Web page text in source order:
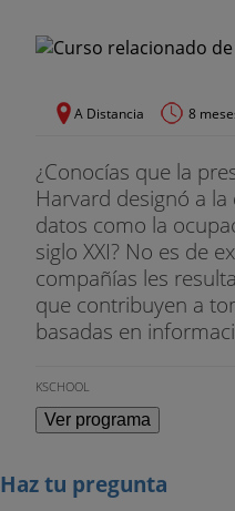
A Distancia 8
¿Conocías que la
Harvard designó a
datos como la
siglo XXI? No es de
compañías les
que contribuyen a
basadas en
KSCHOOL
Ver programa
Haz tu pregunta